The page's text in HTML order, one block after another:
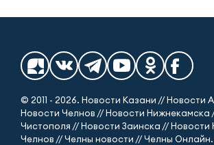
© 2011 - 2026. Новости Казани // Новости
Новости Челнов // Новости Нижнекамска
Чистополя // Новости Заинска //
Челнов // Челны новости // Челны